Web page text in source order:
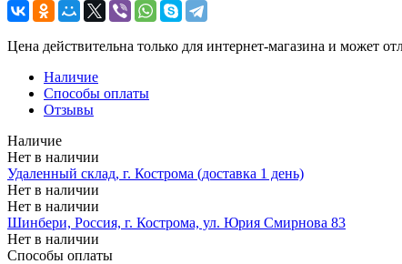
Цена действительна только для интернет-магазина и может
Наличие
Способы оплаты
Отзывы
Наличие
Нет в наличии
Удаленный склад, г. Кострома (доставка 1 день)
Нет в наличии
Нет в наличии
Шинбери, Россия, г. Кострома, ул. Юрия Смирнова 83
Нет в наличии
Способы оплаты